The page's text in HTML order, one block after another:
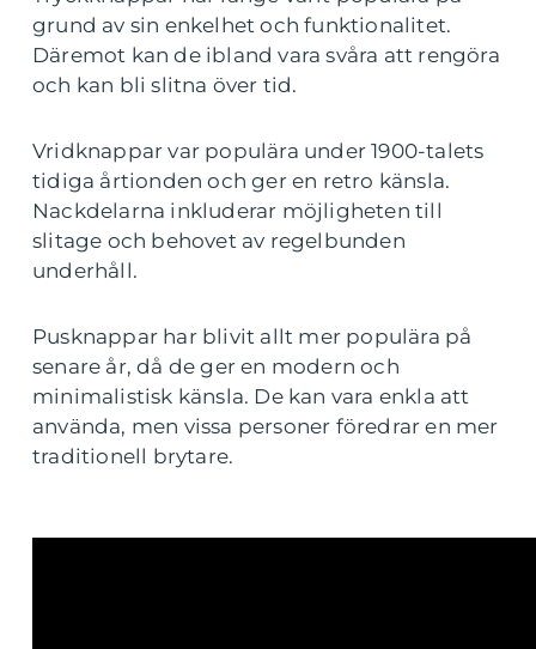
grund av sin enkelhet och funktionalitet.
Däremot kan de ibland vara svåra att rengöra
och kan bli slitna över tid.
Vridknappar var populära under 1900-talets
tidiga årtionden och ger en retro känsla.
Nackdelarna inkluderar möjligheten till
slitage och behovet av regelbunden
underhåll.
Pusknappar har blivit allt mer populära på
senare år, då de ger en modern och
minimalistisk känsla. De kan vara enkla att
använda, men vissa personer föredrar en mer
traditionell brytare.